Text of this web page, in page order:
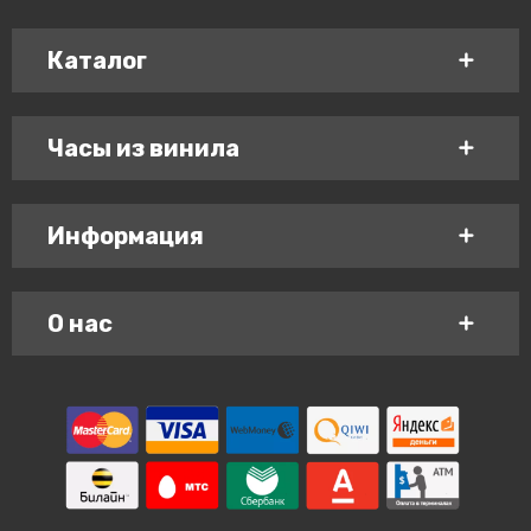
Каталог
Часы из винила
Информация
О нас